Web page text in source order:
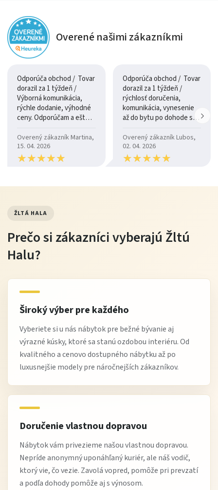
menších priestorov.
Využitie: vhodný do jedálne, obývačky alebo kuchyne
ako doplnkový úložný nábytok.
Rozmery a odporúčania
Parameter Hodnota Odporúčanie
Celková
šírka
120 cm
Kompaktný nábytok vhodný do
menších priestorov
Typ
Skrinky +
Ideálne pre rôzne typy
Konštrukcia a komfort
materiálov, ktoré sú odolné a ľahko udržiavateľné.
Stabilná konštrukcia zaručuje dlhodobé používanie a
pevnosť nábytku aj pri každodennom otváraní dvierok a
Úložný priestor je rozdelený do skriniek a zásuviek, takže
budete mať všetko prehľadne uložené a vždy poruke.
Povrch a farby
Povrch je hladký, ľahko kombinovateľný s ostatným
nábytkom a dekoráciami.
Vďaka neutrálnemu odtieňu bielej farby môžete kredenc
jednoducho doladiť podľa svojho štýlu a potreby
Overené našimi zákazníkmi
Odporúča obchod / Tovar
dorazil za 1 týždeň /
Výborná komunikácia,
rýchle dodanie, výhodné
ceny. Odporúčam a ešte
Overený zákazník Martina,
15. 04. 2026
★★★★★
★★★★★
Odporúča obchod / Tovar
dorazil za 1 týždeň /
rýchlosť doručenia,
komunikácia, vynesenie
až do bytu po dohode so
Overený zákazník Lubos,
02. 04. 2026
★★★★★
★★★★★
ŽLTÁ HALA
Prečo si zákazníci vyberajú Žltú
Halu?
Široký výber pre každého
Vyberiete si u nás nábytok pre bežné bývanie aj
výrazné kúsky, ktoré sa stanú ozdobou interiéru. Od
kvalitného a cenovo dostupného nábytku až po
luxusnejšie modely pre náročnejších zákazníkov.
Doručenie vlastnou dopravou
Nábytok vám privezieme našou vlastnou dopravou.
Nepríde anonymný uponáhľaný kuriér, ale náš vodič,
ktorý vie, čo vezie. Zavolá vopred, pomôže pri prevzatí
a podľa dohody pomôže aj s výnosom.